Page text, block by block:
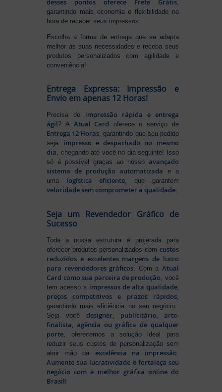
desses pontos oferece Frete Grátis,
garantindo mais economia e flexibilidade na
hora de receber seus impressos.
Escolha a forma de entrega que se adapta
melhor às suas necessidades e receba seus
produtos personalizados com agilidade e
conveniência!
Entrega Expressa: Impressão e
Envio em apenas 12 Horas!
Precisa de impressão rápida e entrega
ágil? A Atual Card oferece o serviço de
Entrega 12 Horas, garantindo que seu pedido
seja impresso e despachado no mesmo
dia, chegando até você no dia seguinte! Isso
só é possível graças ao nosso avançado
sistema de produção automatizada e a
uma logística eficiente, que garantem
velocidade sem comprometer a qualidade.
Seja um Revendedor Gráfico de
Sucesso
Toda a nossa estrutura é projetada para
oferecer produtos personalizados com custos
reduzidos e excelentes margens de lucro
para revendedores gráficos . Com a Atual
Card como sua parceira de produção , você
tem acesso a impressos de alta qualidade,
preços competitivos e prazos rápidos,
garantindo mais eficiência no seu negócio.
Seja vocêdesigner, publicitário, arte-
finalista, agência ou gráfica de qualquer
porte , oferecemos a solução ideal para
reduzir seus custos de personalização sem
abrir mão da excelência na impressão
Aumente sua lucratividade e fortaleça seu
negócio com a melhor gráfica online do
Brasil!